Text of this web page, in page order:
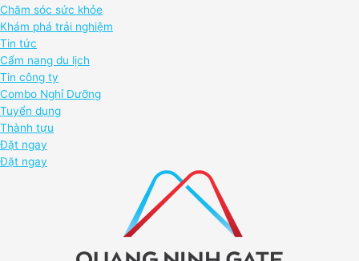
Chăm sóc sức khỏe
Khám phá trải nghiệm
Tin tức
Cẩm nang du lịch
Tin công ty
Combo Nghỉ Dưỡng
Tuyển dụng
Thành tựu
Đặt ngay
Đặt ngay